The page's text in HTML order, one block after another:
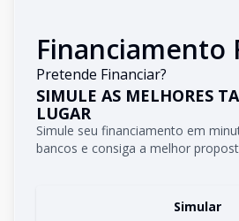
Financiamento
Pretende Financiar?
SIMULE AS MELHORES
LUGAR
Simule seu financiamento em
bancos e consiga a melhor
Simular